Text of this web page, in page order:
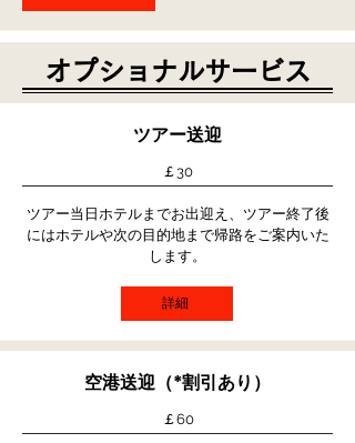
オプショナルサービス
ツアー送迎
￡30
ツアー当日ホテルまでお出迎え、ツアー終了後
にはホテルや次の目的地まで帰路をご案内いた
します。
詳細
空港送迎（*割引あり）
￡60